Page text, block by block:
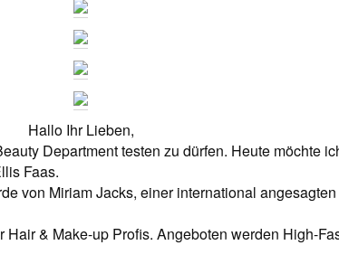
Hallo Ihr Lieben,
Department testen zu dürfen. Heute möchte
Faas.
von Miriam Jacks, einer international
& Make-up Profis. Angeboten werden High-